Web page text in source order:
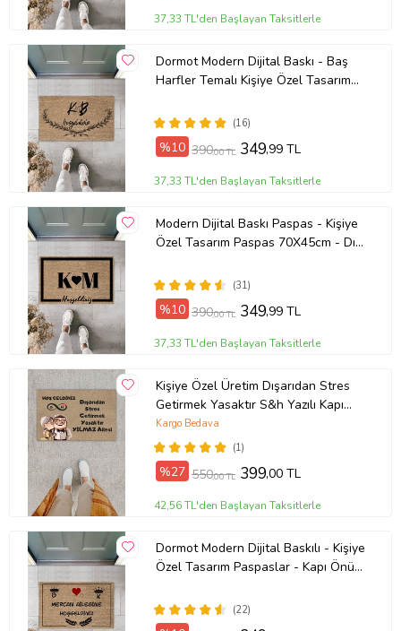
37,33 TL'den Başlayan Taksitlerle
Dormot Modern Dijital Baskı - Baş
Harfler Temalı Kişiye Özel Tasarım
(16)
%10 390,00 TL 349,99 TL
37,33 TL'den Başlayan Taksitlerle
Modern Dijital Baskı Paspas - Kişiye
Özel Tasarım Paspas 70X45cm - Dış
(31)
%10 390,00 TL 349,99 TL
37,33 TL'den Başlayan Taksitlerle
Kişiye Özel Üretim Dışarıdan Stres
Getirmek Yasaktır S&h Yazılı Kapı
Önü Paspası
(1)
Kargo Bedava
%27 550,00 TL 399,00 TL
42,56 TL'den Başlayan Taksitlerle
Dormot Modern Dijital Baskılı - Kişiye
Özel Tasarım Paspaslar - Kapı Önü
(22)